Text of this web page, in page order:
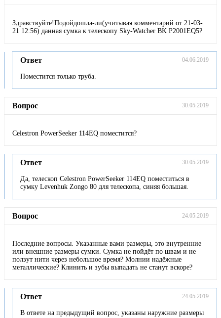
Здравствуйте!Подойдошла-ли(учитывая комментарий от 21-03-
21 12:56) данная сумка к телескопу Sky-Watcher BK P2001EQ5?
Ответ 04.06.2019
Поместится только труба.
Вопрос 30.05.2019
Celestron PowerSeeker 114EQ поместится?
Ответ 30.05.2019
Да, телескоп Celestron PowerSeeker 114EQ поместиться в
сумку Levenhuk Zongo 80 для телескопа, синяя большая.
Вопрос 24.05.2019
Последние вопросы. Указанные вами размеры, это внутренние
или внешние размеры сумки. Сумка не пойдёт по швам и не
ползут нити через небольшое время? Молнии надёжные
металлические? Клинить и зубы выпадать не станут вскоре?
Ответ 24.05.2019
В ответе на предыдущий вопрос, указаны наружние размеры